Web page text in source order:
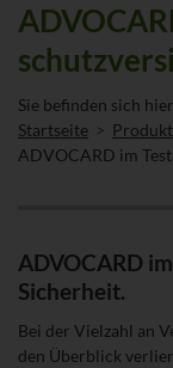
Sie befinden sich
Startseite
ADVOCARD im
ADVOCARD
Sicherheit.
Bei der Vielzahl an
den Überblick